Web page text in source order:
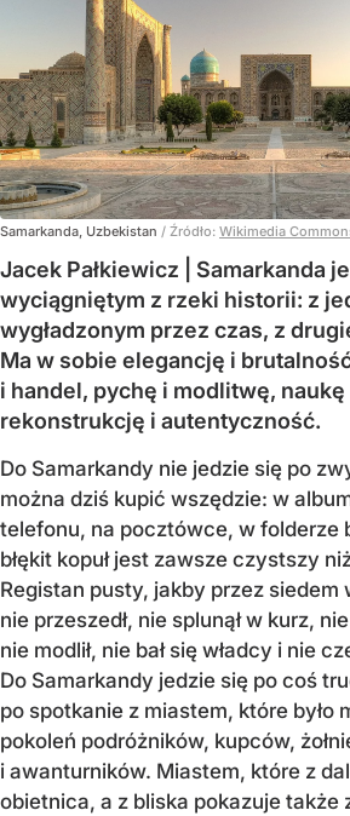
Samarkanda, Uzbekistan / Źródło: Wikimedia
Jacek Pałkiewicz | Samarkanda
wyciągniętym z rzeki historii: z
wygładzonym przez czas, z
Ma w sobie elegancję i
i handel, pychę i modlitwę, naukę
rekonstrukcję i autentyczność.
Do Samarkandy nie jedzie się po
można dziś kupić wszędzie: w
telefonu, na pocztówce, w folderze
błękit kopuł jest zawsze czystszy
Registan pusty, jakby przez siedem
nie przeszedł, nie splunął w kurz,
nie modlił, nie bał się władcy i nie
Do Samarkandy jedzie się po coś
po spotkanie z miastem, które było
pokoleń podróżników, kupców,
i awanturników. Miastem, które z
obietnica, a z bliska pokazuje także